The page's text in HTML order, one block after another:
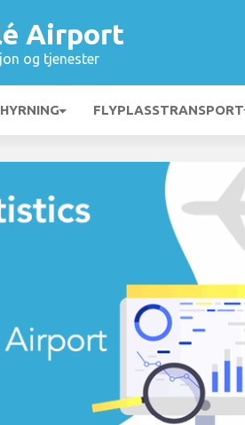
Airport
og tjenester
FLYPLASSTRANSPORT